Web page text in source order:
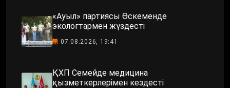
«Ауыл» партиясы Өскеменде
экологтармен жүздесті
07.08.2026, 19:41
ҚХП Семейде медицина
қызметкерлерімен кездесті